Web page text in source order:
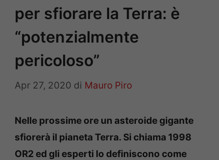
per sfiorare la Terra: è
“potenzialmente
pericoloso”
Apr 27, 2020 di Mauro Piro
Nelle prossime ore un asteroide gigante
sfiorerà il pianeta Terra. Si chiama 1998
OR2 ed gli esperti lo definiscono come